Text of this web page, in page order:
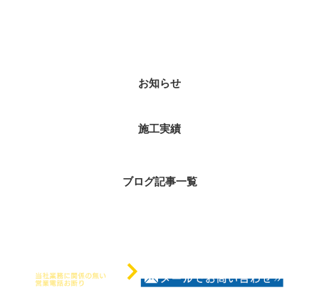
お知らせ
施工実績
ブログ記事一覧